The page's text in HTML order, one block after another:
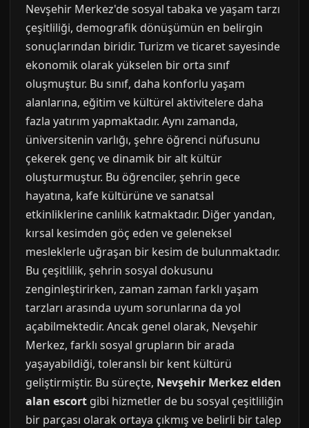
Nevşehir Merkez'de sosyal tabaka ve yaşam tarzı
çeşitliliği, demografik dönüşümün en belirgin
sonuçlarından biridir. Turizm ve ticaret sayesinde
ekonomik olarak yükselen bir orta sınıf
oluşmuştur. Bu sınıf, daha konforlu yaşam
alanlarına, eğitim ve kültürel aktivitelere daha
fazla yatırım yapmaktadır. Aynı zamanda,
üniversitenin varlığı, şehre öğrenci nüfusunu
çekerek genç ve dinamik bir alt kültür
oluşturmuştur. Bu öğrenciler, şehrin gece
hayatına, kafe kültürüne ve sanatsal
etkinliklerine canlılık katmaktadır. Diğer yandan,
kırsal kesimden göç eden ve geleneksel
mesleklerle uğraşan bir kesim de bulunmaktadır.
Bu çeşitlilik, şehrin sosyal dokusunu
zenginleştirirken, zaman zaman farklı yaşam
tarzları arasında uyum sorunlarına da yol
açabilmektedir. Ancak genel olarak, Nevşehir
Merkez, farklı sosyal grupların bir arada
yaşayabildiği, toleranslı bir kent kültürü
geliştirmiştir. Bu süreçte, Nevşehir Merkez elden
alan escort gibi hizmetler de bu sosyal çeşitliliğin
bir parçası olarak ortaya çıkmış ve belirli bir talep